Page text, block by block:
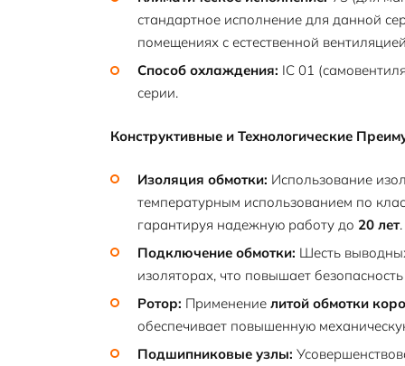
стандартное исполнение для данной
помещениях с естественной
Способ охлаждения: IC 01
серии.
Конструктивные и Технологические
Изоляция обмотки: Использование
температурным использованием по
гарантируя надежную работу до 20 лет.
Подключение обмотки: Шесть
изоляторах, что повышает
Ротор: Применение литой обмотки
обеспечивает повышенную
Подшипниковые узлы: